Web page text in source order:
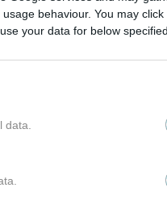
behaviour. You may
your data for below
το λαιμό. Μην ξεχνάτε
αντιρυτιδική σας